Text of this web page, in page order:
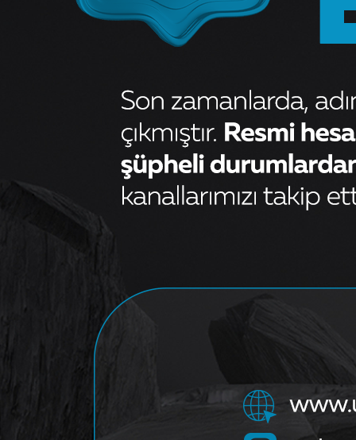
Benzin (Yakıt) Pompası Komple
(Şamandıralı)1.4 Fire 8v - Fiat
Linea Albea
Sorunuz
51782427